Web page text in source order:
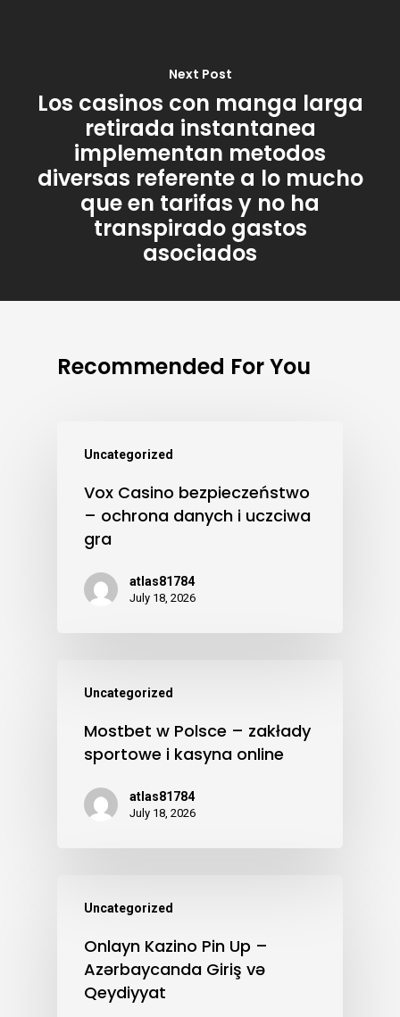
Next Post
Los casinos con manga larga
retirada instantanea
implementan metodos
diversas referente a lo mucho
que en tarifas y no ha
transpirado gastos
asociados
Recommended For You
Uncategorized
Vox Casino bezpieczeństwo
– ochrona danych i uczciwa
gra
atlas81784
July 18, 2026
Uncategorized
Mostbet w Polsce – zakłady
sportowe i kasyna online
atlas81784
July 18, 2026
Uncategorized
Onlayn Kazino Pin Up –
Azərbaycanda Giriş və
Qeydiyyat